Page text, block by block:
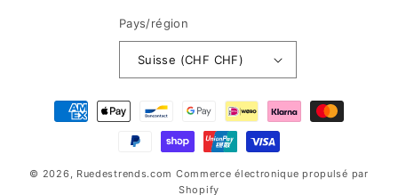
Pays/région
Suisse (CHF CHF)
Moyens
© 2026, Ruedestrends.com Commerce électronique propulsé par
Shopify